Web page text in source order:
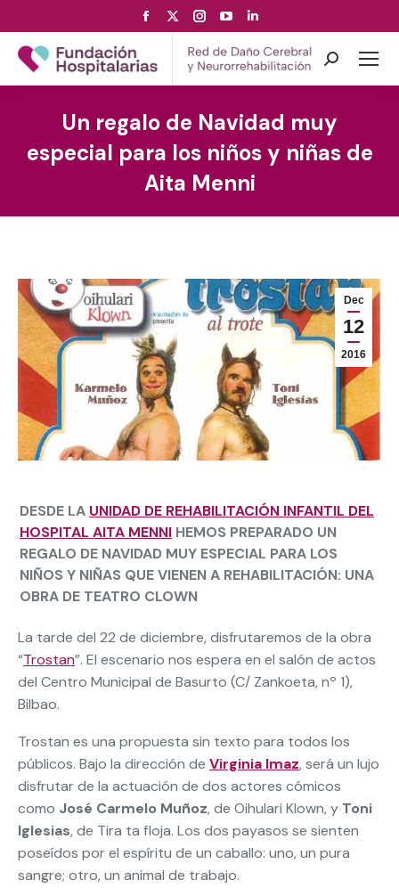
Facebook
page
opens
in
window
page
opens
in
window
Instagram
page
opens
in
window
YouTube
page
opens
in
window
page
opens
in
window
Search:
Un regalo de Navidad muy
especial para los niños y niñas de
Aita Menni
Dec
12
2016
DESDE LA UNIDAD DE REHABILITACIÓN INFANTIL DEL
HOSPITAL AITA MENNI HEMOS PREPARADO UN
REGALO DE NAVIDAD MUY ESPECIAL PARA LOS
NIÑOS Y NIÑAS QUE VIENEN A REHABILITACIÓN: UNA
OBRA DE TEATRO CLOWN
La tarde del 22 de diciembre, disfrutaremos de la obra
“Trostan”. El escenario nos espera en el salón de actos
del Centro Municipal de Basurto (C/ Zankoeta, nº 1),
Bilbao.
Trostan es una propuesta sin texto para todos los
públicos. Bajo la dirección de Virginia Imaz, será un lujo
disfrutar de la actuación de dos actores cómicos
como José Carmelo Muñoz, de Oihulari Klown, y Toni
Iglesias, de Tira ta floja. Los dos payasos se sienten
poseídos por el espíritu de un caballo: uno, un pura
sangre; otro, un animal de trabajo.